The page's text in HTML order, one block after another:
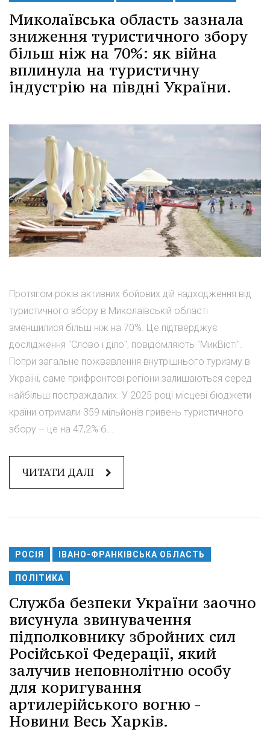
Миколаївська область зазнала
зниження туристичного збору
більш ніж на 70%: як війна
вплинула на туристичну
індустрію на півдні України.
Протягом років активних бойових дій надходження від
туристичного збору в Миколаївській області
зменшилися більш ніж на 70%. Це підтверджує
дослідження "Слово і діло", повідомляють "МикВісті".
Попри загальне пожвавлення внутрішнього туризму в
Україні, саме прифронтові регіони залишаються серед
найбільш постраждалих. У 2025 році місцеві бюджети
країни отримали 359 мільйонів гривень туристичного
збору -- це на 47,2% б...
ЧИТАТИ ДАЛІ
РОСІЯ ІВАНО-ФРАНКІВСЬКА ОБЛАСТЬ
ПОЛІТИКА
Служба безпеки України заочно
висунула звинувачення
підполковнику збройних сил
Російської Федерації, який
залучив неповнолітню особу
для коригування
артилерійського вогню -
Новини Весь Харків.